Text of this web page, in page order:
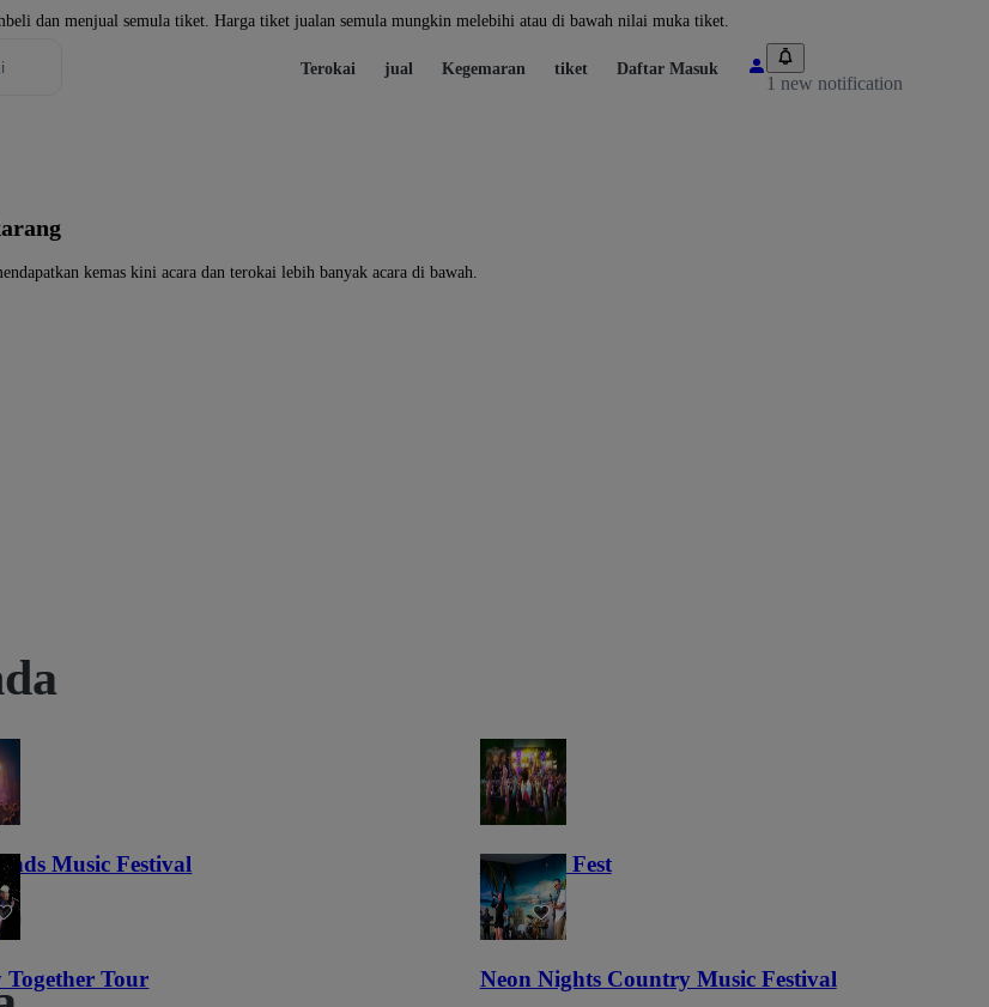
dan menjual semula tiket. Harga tiket jualan semula mungkin melebihi atau di bawah nilai muka tiket.
Terokai jual Kegemaran tiket Daftar Masuk
1 new notification
kemas kini acara dan terokai lebih banyak acara di bawah.
Music Festival Haunted Fest
58
Together Tour Neon Nights Country Music Festival